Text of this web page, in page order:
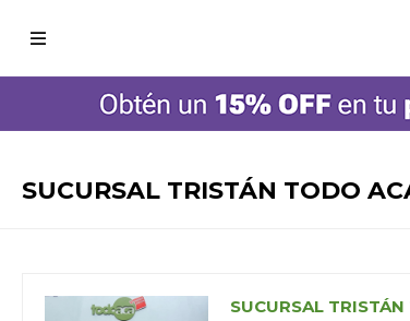

SUCURSAL TRISTÁN TODO
SUCURSAL